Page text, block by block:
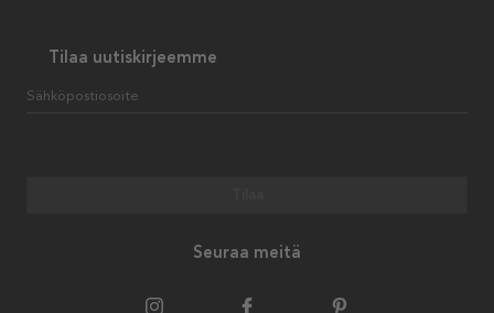
Tilaa uutiskirjeemme
Sähköpostiosoite
Seuraa meitä